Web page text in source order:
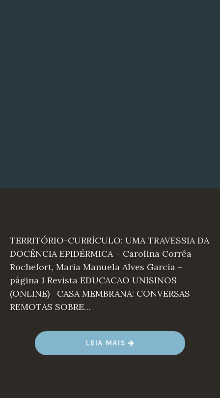
TERRITÓRIO-CURRÍCULO: UMA TRAVESSIA DA
DOCÊNCIA EPIDÉRMICA – Carolina Corrêa
Rochefort, Maria Manuela Alves Garcia –
página 1 Revista EDUCACAO UNISINOS
(ONLINE) CASA MEMBRANA: CONVERSAS
REMOTAS SOBRE…
LEIA MAIS